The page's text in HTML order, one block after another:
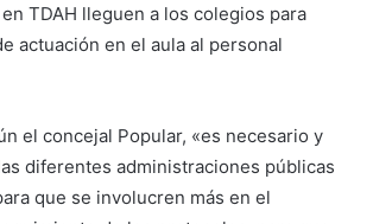
TDAH lleguen a los colegios para
actuación en el aula al personal
el concejal Popular, «es necesario y
diferentes administraciones públicas
que se involucren más en el